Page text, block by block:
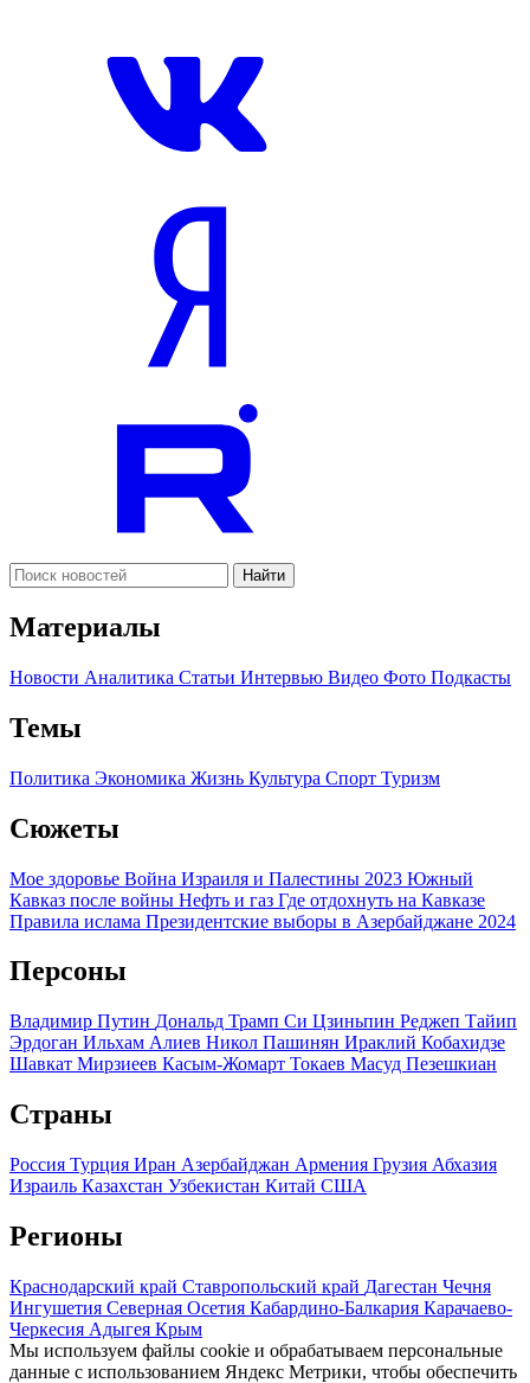
Найти
Материалы
Новости Аналитика Статьи Интервью Видео Фото Подкасты
Темы
Политика Экономика Жизнь Культура Спорт Туризм
Сюжеты
Мое здоровье Война Израиля и Палестины 2023 Южный
Кавказ после войны Нефть и газ Где отдохнуть на Кавказе
Правила ислама Президентские выборы в Азербайджане 2024
Персоны
Владимир Путин Дональд Трамп Си Цзиньпин Реджеп Тайип
Эрдоган Ильхам Алиев Никол Пашинян Ираклий Кобахидзе
Шавкат Мирзиеев Касым-Жомарт Токаев Масуд Пезешкиан
Страны
Россия Турция Иран Азербайджан Армения Грузия Абхазия
Израиль Казахстан Узбекистан Китай США
Регионы
Краснодарский край Ставропольский край Дагестан Чечня
Ингушетия Северная Осетия Кабардино-Балкария Карачаево-
Черкесия Адыгея Крым
Мы используем файлы cookie и обрабатываем персональные
данные с использованием Яндекс Метрики, чтобы обеспечить